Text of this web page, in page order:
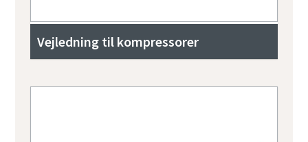
Vejledning til kompressorer